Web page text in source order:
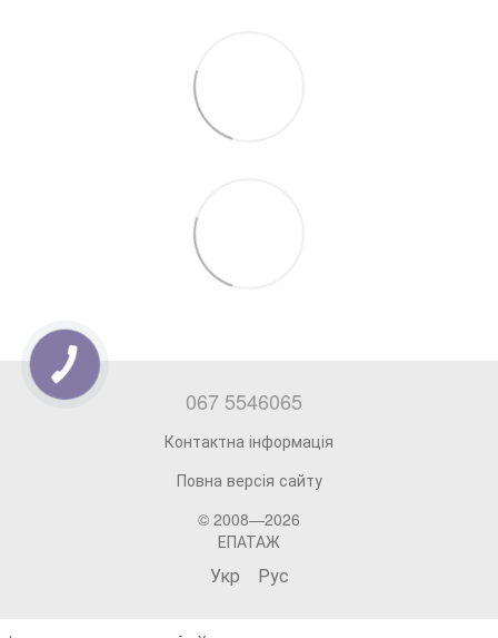
067 5546065
Контактна інформація
Повна версія сайту
© 2008—2026
ЕПАТАЖ
Укр Рус